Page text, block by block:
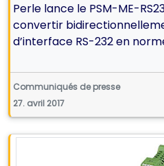
Perle lance le PSM-ME-
convertir
d’interface RS-232 en
Communiqués de presse
27. avril 2017